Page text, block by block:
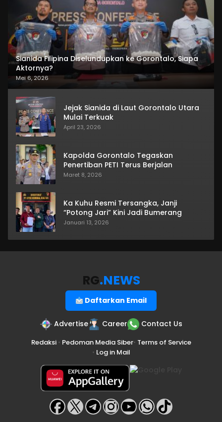
Sianida Filipina Diselundupkan ke Gorontalo, Siapa
Aktornya?
Mei 6, 2026
Jejak Sianida di Laut Gorontalo Utara
Mulai Terkuak
April 23, 2026
Kapolda Gorontalo Tegaskan
Penertiban PETI Terus Berjalan
Maret 8, 2026
Ka Kuhu Resmi Tersangka, Janji
“Potong Jari” Kini Jadi Bumerang
Januari 13, 2026
RG.NEWS
Daftarkan Email
Advertise Career Contact Us
Redaksi• Pedoman Media Siber• Terms of Service
• Log in Mail